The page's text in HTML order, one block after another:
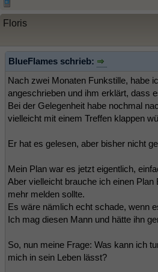
Floris
BlueFlames schrieb:
Nach zwei Monaten Funkstille, habe
angeschrieben und ihm erklärt, dass
Bei der Gelegenheit habe nochmal
vielleicht mit einem Treffen klappen
Er hat es gelesen, aber bisher nicht
Mein Plan war es jetzt eigentlich,
Aber vielleicht brauche ich einen
mehr melden sollte.
Es wäre nämlich echt schade, wenn
Ich mag diesen Mann und hätte ihn
So, nun meine Frage: Was kann ich
mich in sein Leben lässt?